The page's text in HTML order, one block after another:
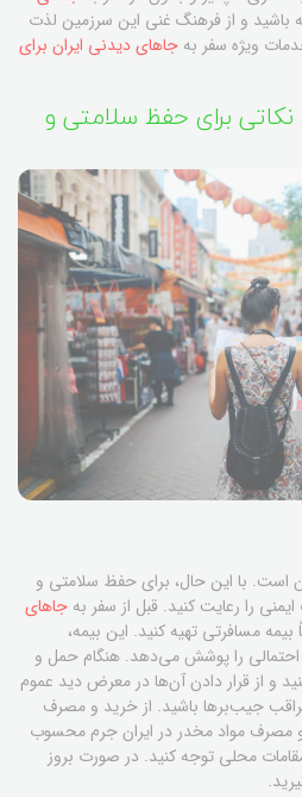
باشید و از فرهنگ غنی این سرزمین لذت
ویژه سفر به جاهای دیدنی ایران برای
نکاتی برای حفظ سلامتی و
است. با این حال، برای حفظ سلامتی و
را رعایت کنید. قبل از سفر به جاهای
بیمه مسافرتی تهیه کنید. این بیمه،
احتمالی را پوشش می‌دهد. هنگام حمل و
و از قرار دادن آن‌ها در معرض دید عموم
جیب‌برها باشید. از خرید و مصرف
مصرف مواد مخدر در ایران جرم محسوب
محلی توجه کنید. در صورت بروز